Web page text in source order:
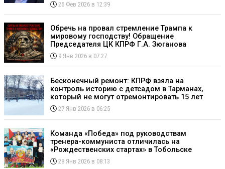
26 Фев 2026 в 12:39
Обречь на провал стремление Трампа к
мировому господству! Обращение
Председателя ЦК КПРФ Г.А. Зюганова
9 Янв 2026 в 07:27
Бесконечный ремонт: КПРФ взяла на
контроль историю с детсадом в Тарманах,
который не могут отремонтировать 15 лет
27 Янв 2026 в 06:25
Команда «Победа» под руководствам
тренера-коммуниста отличилась на
«Рождественских стартах» в Тобольске
28 Янв 2026 в 08:13